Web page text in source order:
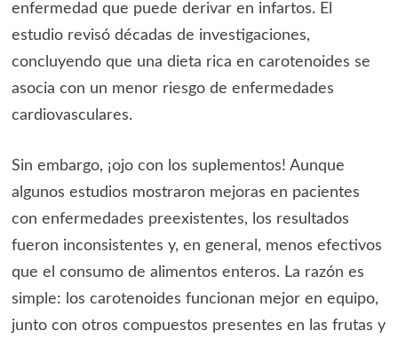
enfermedad que puede derivar en infartos. El
estudio revisó décadas de investigaciones,
concluyendo que una dieta rica en carotenoides se
asocia con un menor riesgo de enfermedades
cardiovasculares.
Sin embargo, ¡ojo con los suplementos! Aunque
algunos estudios mostraron mejoras en pacientes
con enfermedades preexistentes, los resultados
fueron inconsistentes y, en general, menos efectivos
que el consumo de alimentos enteros. La razón es
simple: los carotenoides funcionan mejor en equipo,
junto con otros compuestos presentes en las frutas y